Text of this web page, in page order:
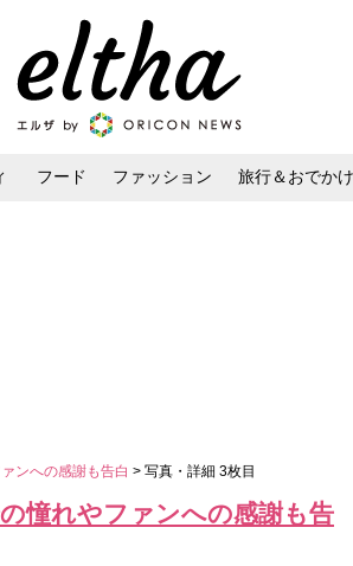
フード ファッション 旅行＆おでかけ
ンへの感謝も告白 > 写真・詳細 3枚目
憧れやファンへの感謝も告